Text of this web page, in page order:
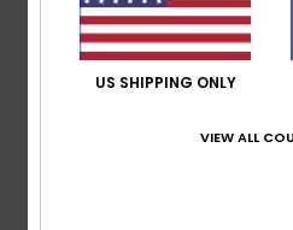
basé sur2 avis vérifiés
50% de nos clients
US SHIPPING ONLY
VIEW ALL